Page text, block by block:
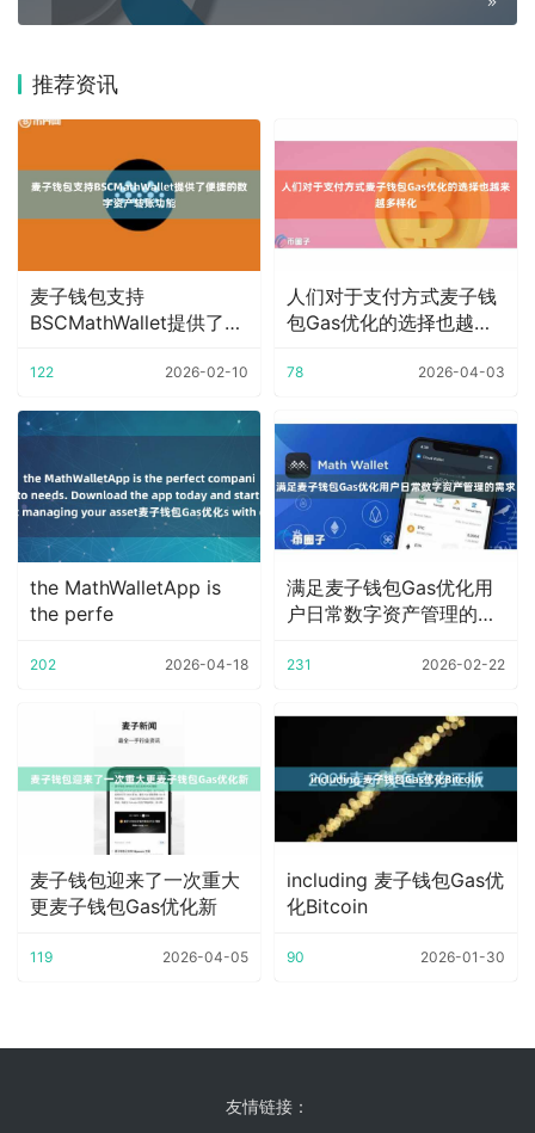
推荐资讯
麦子钱包支持
BSCMathWallet提供了便
122 2026-02-10
人们对于支付方式麦子钱
包Gas优化的选择也越来
78 2026-04-03
the MathWalletApp is
the perfe
202 2026-04-18
满足麦子钱包Gas优化用
户日常数字资产管理的需
231 2026-02-22
麦子钱包迎来了一次重大
更麦子钱包Gas优化新
119 2026-04-05
including 麦子钱包Gas优
化Bitcoin
90 2026-01-30
友情链接：